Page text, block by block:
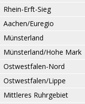
Rhein-Erft-Sieg
Aachen/Euregio
Münsterland
Münsterland/Hohe Mark
Ostwestfalen-Nord
Ostwestfalen/Lippe
Mittleres Ruhrgebiet